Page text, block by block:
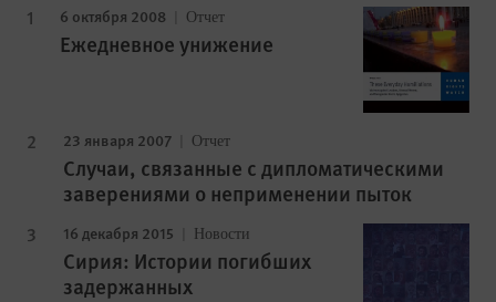
6 октября 2008 Отчет
Ежедневное унижение
23 января 2007 Отчет
Случаи, связанные с дипломатическими
заверениями о неприменении пыток
16 декабря 2015 Новости
Сирия: Истории погибших
задержанных